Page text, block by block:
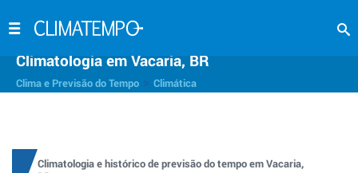
Climatologia em Vacaria, BR
Clima e Previsão do Tempo Climática
Climatologia e histórico de previsão do tempo em Vacaria,